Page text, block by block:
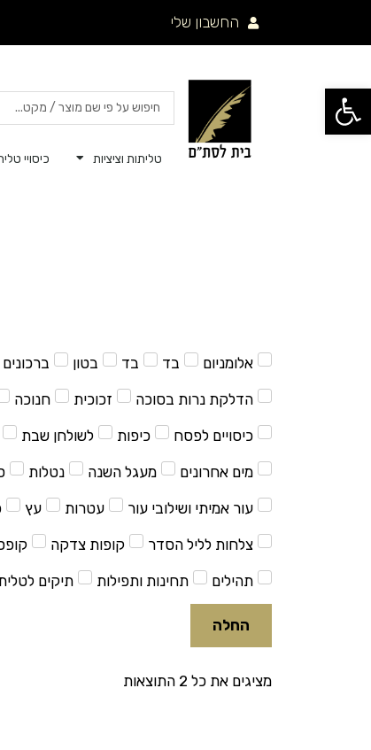
פתח סרגל נגישות
החשבון שלי
Search
...
טליתות וציציות כיסויי
אלומניום בד בד בטון ברכונים
הדלקת נרות בסוכה זכוכית חנוכה
כיסויים לפסח כיפות לשולחן שבת
מים אחרונים מעגל השנה נטלות
עור אמיתי ושילובי עור עטרות עץ
צלחות לליל הסדר קופות צדקה
תהילים תחינות ותפילות תיקים לטלית
החלה
מציגים את כל ⁦2⁩ התוצאות